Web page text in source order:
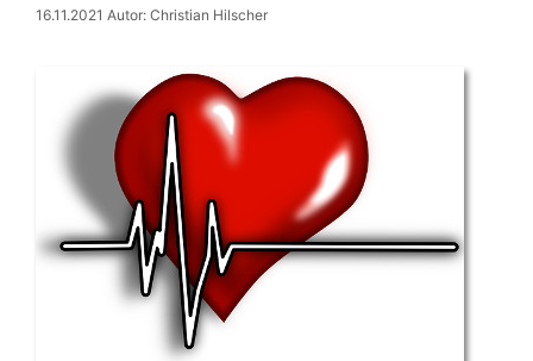
16.11.2021 Autor: Christian Hilscher